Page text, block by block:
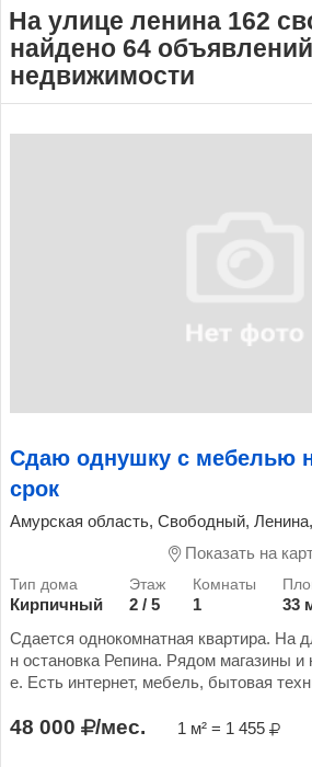
На улице ленина 162
найдено 64 объявлений
недвижимости
Сдаю однушку с мебелью
срок
Амурская область, Свободный,
Показать на
Кирпичный 2 / 5 1
33
Сдается однокомнатная квартира. На
н остановка Репина. Рядом магазины и
е. Есть интернет, мебель, бытовая
48 000 /мес. 1 м² = 1 455